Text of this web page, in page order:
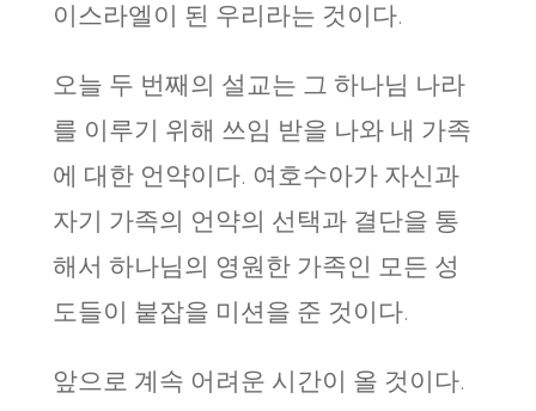
이스라엘이 된 우리라는 것이다.
오늘 두 번째의 설교는 그 하나님 나라
를 이루기 위해 쓰임 받을 나와 내 가족
에 대한 언약이다. 여호수아가 자신과
자기 가족의 언약의 선택과 결단을 통
해서 하나님의 영원한 가족인 모든 성
도들이 붙잡을 미션을 준 것이다.
앞으로 계속 어려운 시간이 올 것이다.